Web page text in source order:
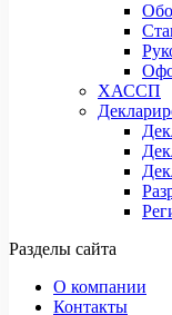
ХАССП
Разделы сайта
О компании
Контакты